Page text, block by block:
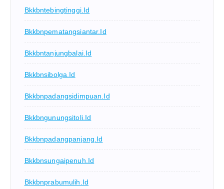
Bkkbntebingtinggi.id
Bkkbnpematangsiantar.id
Bkkbntanjungbalai.id
Bkkbnsibolga.id
Bkkbnpadangsidimpuan.id
Bkkbngunungsitoli.id
Bkkbnpadangpanjang.id
Bkkbnsungaipenuh.id
Bkkbnprabumulih.id